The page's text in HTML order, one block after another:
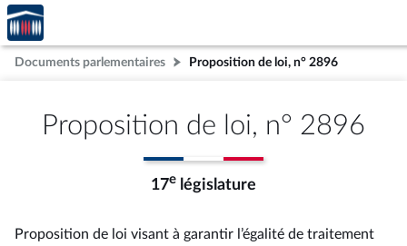
Aller au contenu
Aller en bas de la page
Accèder
à la
page
d'accueil
Documents parlementaires Proposition de loi, n° 2896
Proposition de loi, n° 2896
17e législature
Proposition de loi visant à garantir l’égalité de traitement